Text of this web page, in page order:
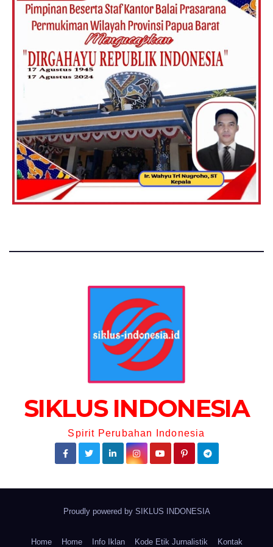
SIKLUS INDONESIA
Spirit Perubahan Indonesia
Proudly powered by SIKLUS INDONESIA
Home Home Info Iklan Kode Etik Jurnalistik Kontak